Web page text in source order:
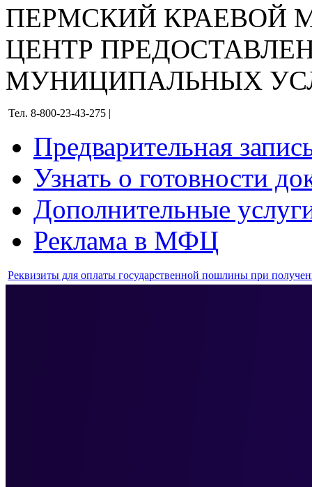
ПЕРМСКИЙ КРАЕВОЙ
ЦЕНТР
МУНИЦИПАЛЬНЫХ
Тел. 8-800-23-43-275 |
Предварительная
Узнать о готовности
Дополнительные
Реклама в МФЦ
Реквизиты для оплаты государственной пошлины при